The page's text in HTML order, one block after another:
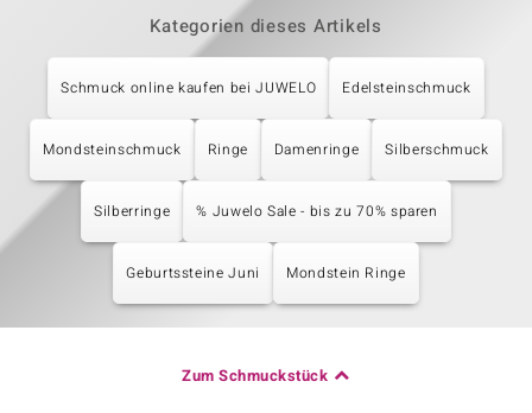
Kategorien dieses Artikels
Schmuck online kaufen bei JUWELO Edelsteinschmuck
Mondsteinschmuck Ringe Damenringe Silberschmuck
Silberringe % Juwelo Sale - bis zu 70% sparen
Geburtssteine Juni Mondstein Ringe
Zum Schmuckstück